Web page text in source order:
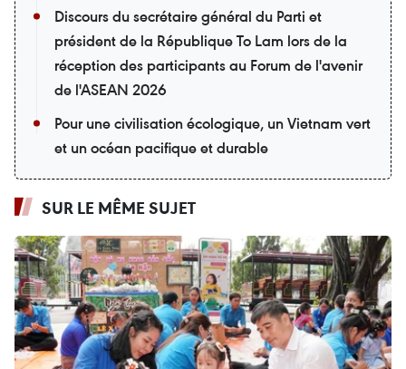
Discours du secrétaire général du Parti et
président de la République To Lam lors de la
réception des participants au Forum de l'avenir
de l'ASEAN 2026
Pour une civilisation écologique, un Vietnam vert
et un océan pacifique et durable
SUR LE MÊME SUJET